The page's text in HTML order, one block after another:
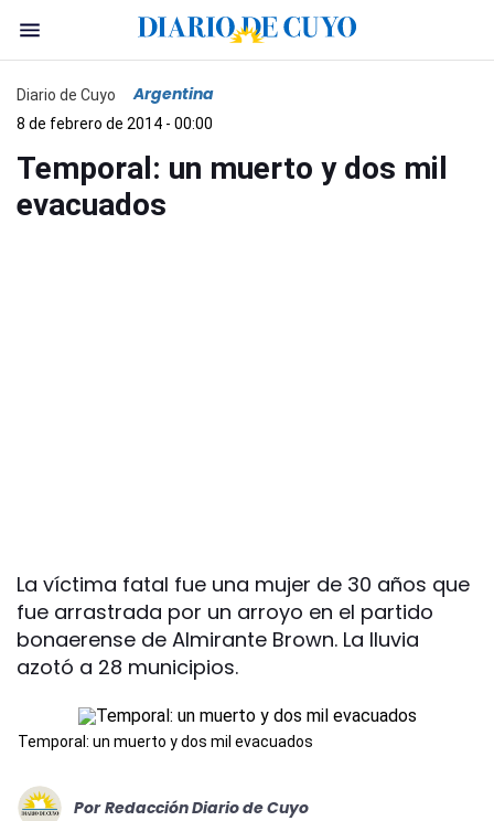
Diario de Cuyo Argentina
8 de febrero de 2014 - 00:00
Temporal: un muerto y dos mil
evacuados
La víctima fatal fue una mujer de 30 años que
fue arrastrada por un arroyo en el partido
bonaerense de Almirante Brown. La lluvia
azotó a 28 municipios.
Temporal: un muerto y dos mil evacuados
Por Redacción Diario de Cuyo